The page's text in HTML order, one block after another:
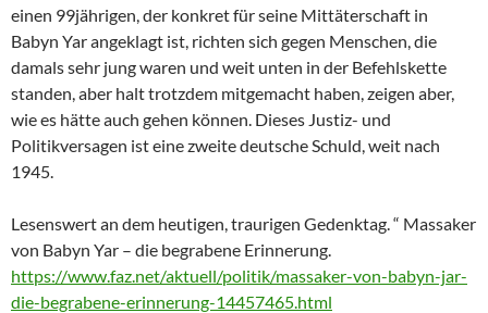
einen 99jährigen, der konkret für seine Mittäterschaft in
Babyn Yar angeklagt ist, richten sich gegen Menschen, die
damals sehr jung waren und weit unten in der Befehlskette
standen, aber halt trotzdem mitgemacht haben, zeigen aber,
wie es hätte auch gehen können. Dieses Justiz- und
Politikversagen ist eine zweite deutsche Schuld, weit nach
1945.
Lesenswert an dem heutigen, traurigen Gedenktag. “ Massaker
von Babyn Yar – die begrabene Erinnerung.
https://www.faz.net/aktuell/politik/massaker-von-babyn-jar-
die-begrabene-erinnerung-14457465.html